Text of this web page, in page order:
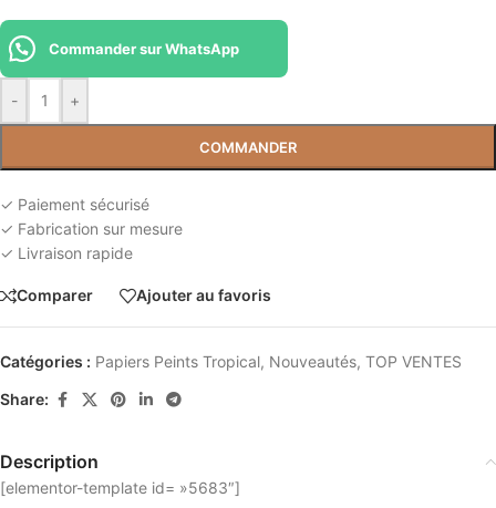
- +
COMMANDER
Commander sur WhatsApp
✓ Paiement sécurisé
✓ Fabrication sur mesure
✓ Livraison rapide
Comparer Ajouter au favoris
Catégories : Papiers Peints Tropical, Nouveautés, TOP VENTES
Share:
Description
[elementor-template id= »5683″]